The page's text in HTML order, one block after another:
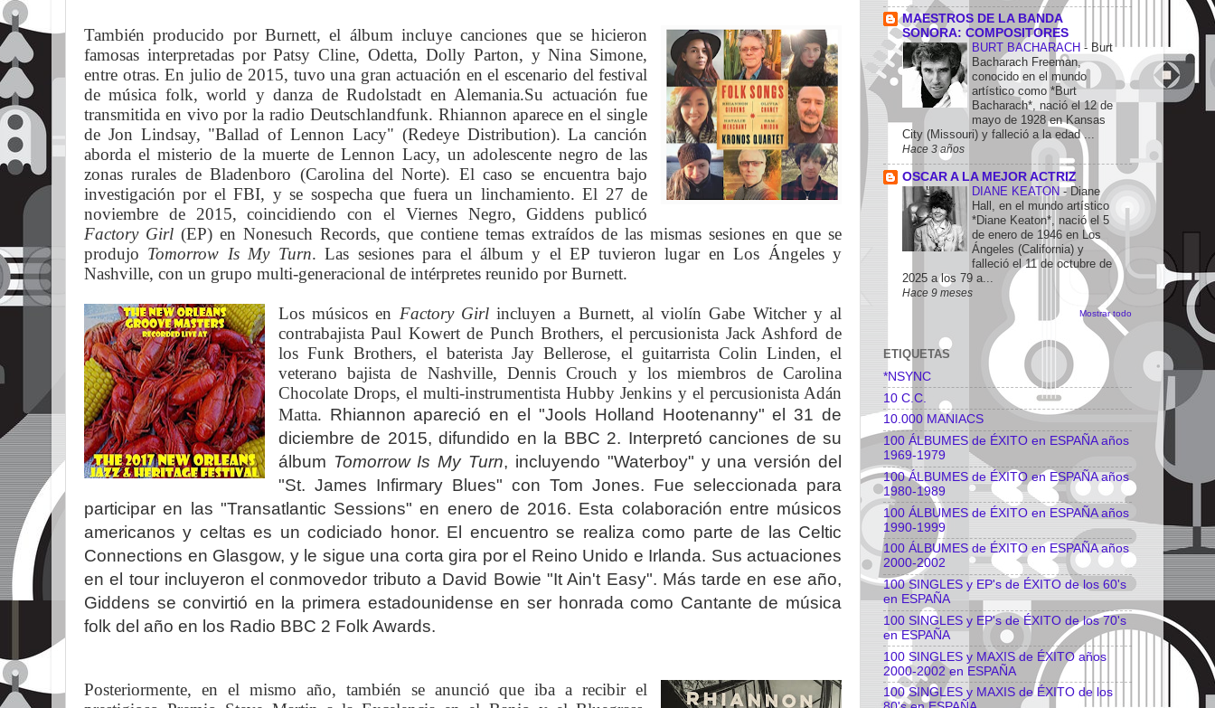
También producido por Burnett, el álbum incluye canciones que se hicieron
famosas interpretadas por Patsy Cline, Odetta, Dolly Parton, y Nina Simone,
entre otras. En julio de 2015, tuvo una gran actuación en el escenario del festival
de música folk, world y danza de Rudolstadt en Alemania.Su actuación fue
transmitida en vivo por la radio Deutschlandfunk. Rhiannon aparece en el single
de Jon Lindsay, "Ballad of Lennon Lacy" (Redeye Distribution). La canción
aborda el misterio de la muerte de Lennon Lacy, un adolescente negro de las
zonas rurales de Bladenboro (Carolina del Norte). El caso se encuentra bajo
investigación por el FBI, y se sospecha que fuera un linchamiento.El 27 de
noviembre de 2015, coincidiendo con el Viernes Negro, Giddens publicó
Factory Girl (EP) en Nonesuch Records, que contiene temas extraídos de las mismas sesiones en que se
produjo Tomorrow Is My Turn. Las sesiones para el álbum y el EP tuvieron lugar en Los Ángeles y
Nashville, con un grupo multi-generacional de intérpretes reunido por Burnett.
Los músicos en Factory Girlincluyen a Burnett, al violín Gabe Witcher y al
contrabajista Paul Kowert de Punch Brothers, el percusionista Jack Ashford de
los Funk Brothers, el baterista Jay Bellerose, el guitarrista Colin Linden, el
veterano bajista de Nashville, Dennis Crouch y los miembros de Carolina
Chocolate Drops, el multi-instrumentista Hubby Jenkins y el percusionista Adán
Matta. Rhiannon apareció en el "Jools Holland Hootenanny" el 31 de
diciembre de 2015, difundido en la BBC 2. Interpretó canciones de su
álbum Tomorrow Is My Turn, incluyendo "Waterboy" y una versión del
"St. James Infirmary Blues" con Tom Jones. Fue seleccionada para
participar en las "Transatlantic Sessions" en enero de 2016. Esta colaboración entre músicos
americanos y celtas es un codiciado honor. El encuentro se realiza como parte de las Celtic
Connections en Glasgow, y le sigue una corta gira por el Reino Unido e Irlanda. Sus actuaciones
en el tour incluyeron el conmovedor tributo a David Bowie "It Ain't Easy". Más tarde en ese año,
Giddens se convirtió en la primera estadounidense en ser honrada como Cantante de música
folk del año en los Radio BBC 2 Folk Awards.
Posteriormente, en el mismo año, también se anunció que iba a recibir el
MAESTROS DE LA BANDA
SONORA: COMPOSITORES
BURT BACHARACH - Burt
Bacharach Freeman,
conocido en el mundo
artístico como *Burt
Bacharach*, nació el 12 de
mayo de 1928 en Kansas
City (Missouri) y falleció a la edad ...
Hace 3 años
OSCAR A LA MEJOR ACTRIZ
DIANE KEATON-Diane
Hall, en el mundo artístico
*Diane Keaton*, nació el 5
de enero de 1946 en Los
Ángeles (California) y
falleció el 11 de octubre de
2025 a los 79 a...
Hace 9 meses
Mostrar todo
ETIQUETAS
*NSYNC
10 C.C.
10.000 MANIACS
100 ÁLBUMES de ÉXITO en ESPAÑA años
1969-1979
100 ÁLBUMES de ÉXITO en ESPAÑA años
1980-1989
100 ÁLBUMES de ÉXITO en ESPAÑA años
1990-1999
100 ÁLBUMES de ÉXITO en ESPAÑA años
2000-2002
100 SINGLES y EP's de ÉXITO de los 60's
en ESPAÑA
100 SINGLES y EP's de ÉXITO de los 70's
en ESPAÑA
100 SINGLES y MAXIS de ÉXITO años
2000-2002 en ESPAÑA
100 SINGLES y MAXIS de ÉXITO de los